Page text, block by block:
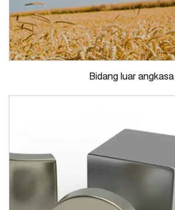
Bidang luar angkasa